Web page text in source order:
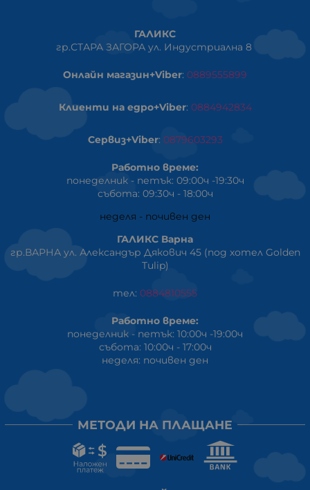
ГАЛИКС
гр.СТАРА ЗАГОРА ул. Индустриална 8
Онлайн магазин+Viber: 0889555899
Клиенти на едро+Viber: 0884942834
Сервиз+Viber: 0879603293
Работно време:
понеделник - петък: 09:00ч -19:30ч
събота: 09:30ч - 18:00ч
неделя - почивен ден
ГАЛИКС Варна
гр.ВАРНА ул. Александър Дякович 45 (под хотел Golden
Tulip)
тел: 0884810555
Работно време:
понеделник - петък: 10:00ч -19:00ч
събота: 10:00ч - 17:00ч
неделя: почивен ден
МЕТОДИ НА ПЛАЩАНЕ